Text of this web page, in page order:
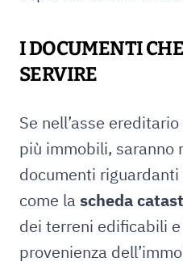
I DOCUMENTI
SERVIRE
Se nell’asse
più immobili, saranno
documenti
come la scheda
dei terreni edificabili
provenienza